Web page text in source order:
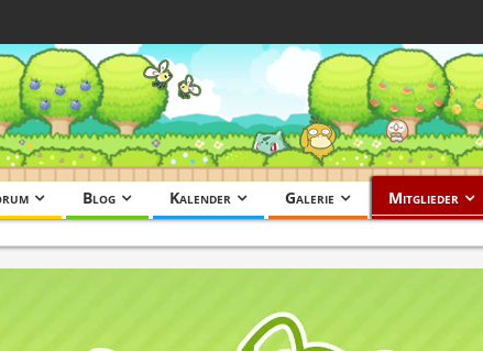
Blog Kalender Galerie Mitglieder